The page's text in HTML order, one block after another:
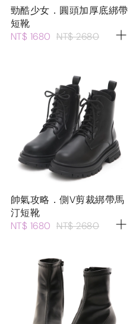
勁酷少女．圓頭加厚底綁帶
短靴
NT$ 1680 NT$ 2680
帥氣攻略．側V剪裁綁帶馬
汀短靴
NT$ 1680 NT$ 2680